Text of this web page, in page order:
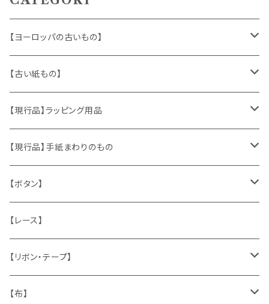
【ヨーロッパの古いもの】
ヴィンテージアクセサリー
おもちゃ、ぬいぐるみ
くま、テディベア
うさぎ
ヴィンテージファブリック
ハンドメイド製品
お部屋に飾るもの
メタル製品
缶、箱
陶磁器
【古い紙もの】
切手、FDC
ポストカード、カレンダー
マッチラベル、食品ラベル
蔵書票、荷札、ビュバー、伝票
シール、ステッカー、クロモス
袋、箱、ナプキン、コースター
【現行品】ラッピング用品
伝票、タグ、シール
袋、ラッピングペーパー
ひも、テープ
【現行品】手紙まわりのもの
封筒、ポストカード
切手
スタンプ
文房具
【ボタン】
木
貝
メタル
【レース】
【リボン・テープ】
チロルテープ・イニシャルテープ
【布】